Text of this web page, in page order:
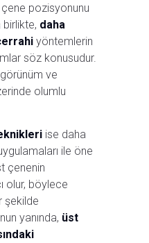
çene pozisyonunu
birlikte, daha
yöntemlerin
söz konusudur.
ve
olumlu
ise daha
ile öne
çenenin
olur, böylece
şekilde
yanında, üst